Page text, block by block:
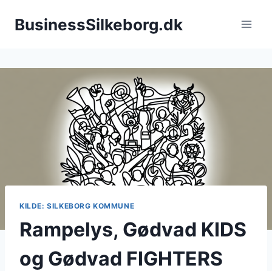
BusinessSilkeborg.dk
KILDE: SILKEBORG KOMMUNE
Rampelys, Gødvad KIDS
og Gødvad FIGHTERS